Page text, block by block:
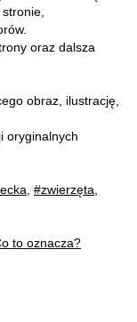
oraz dalsza
obraz, ilustrację,
oryginalnych
#zwierzęta
to oznacza?